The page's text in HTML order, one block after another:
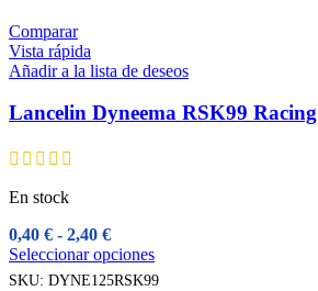
producto
Comparar
Vista rápida
Añadir a la lista de deseos
Lancelin Dyneema RSK99 Racing
En stock
0,40 € - 2,40 €Rango
de
precios:
Seleccionar opcionesEste
producto
SKU: DYNE125RSK99